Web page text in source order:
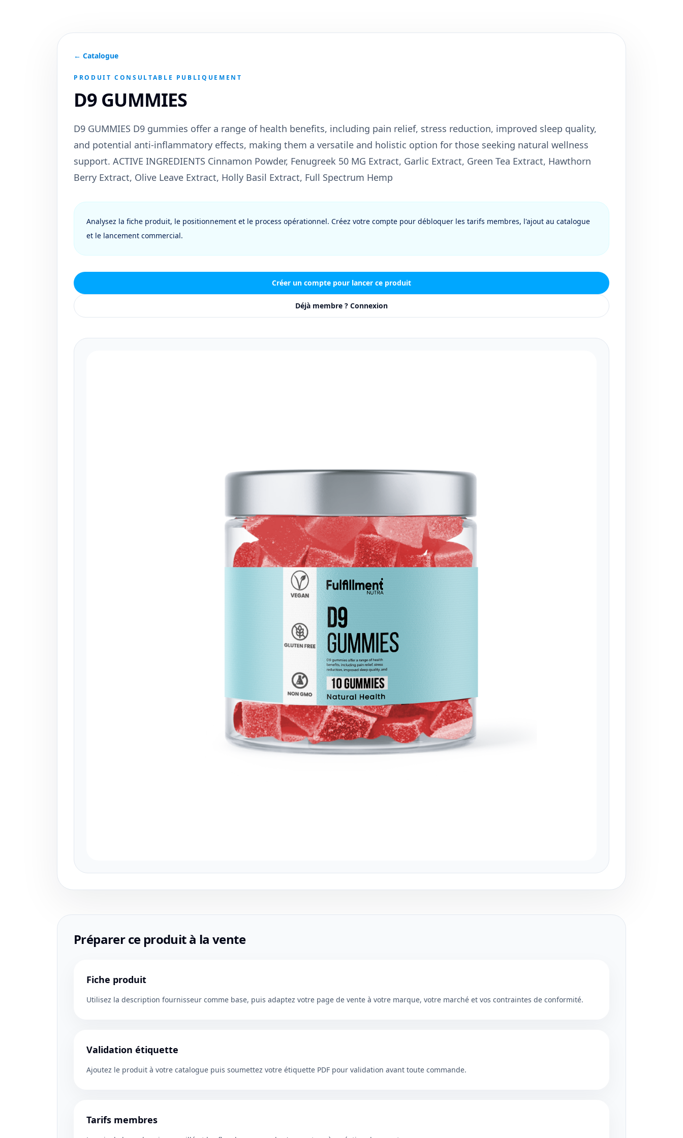
← Catalogue
PRODUIT CONSULTABLE PUBLIQUEMENT
D9 GUMMIES
D9 GUMMIES D9 gummies offer a range of health benefits, including pain relief, stress reduction, improved sleep quality,
and potential anti-inflammatory effects, making them a versatile and holistic option for those seeking natural wellness
support. ACTIVE INGREDIENTS Cinnamon Powder, Fenugreek 50 MG Extract, Garlic Extract, Green Tea Extract, Hawthorn
Berry Extract, Olive Leave Extract, Holly Basil Extract, Full Spectrum Hemp
Analysez la fiche produit, le positionnement et le process opérationnel. Créez votre compte pour débloquer les tarifs membres, l'ajout au catalogue
et le lancement commercial.
Créer un compte pour lancer ce produit
Déjà membre ? Connexion
Préparer ce produit à la vente
Fiche produit
Utilisez la description fournisseur comme base, puis adaptez votre page de vente à votre marque, votre marché et vos contraintes de conformité.
Validation étiquette
Ajoutez le produit à votre catalogue puis soumettez votre étiquette PDF pour validation avant toute commande.
Tarifs membres